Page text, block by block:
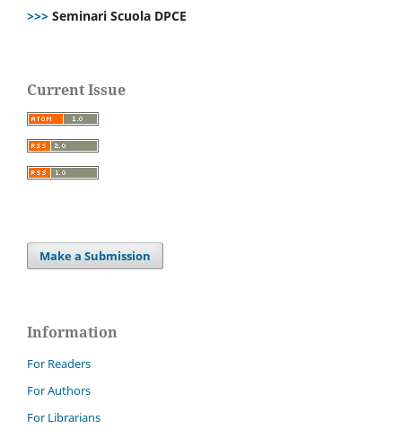
>>> Seminari Scuola DPCE
Current Issue
Make a Submission
Information
For Readers
For Authors
For Librarians